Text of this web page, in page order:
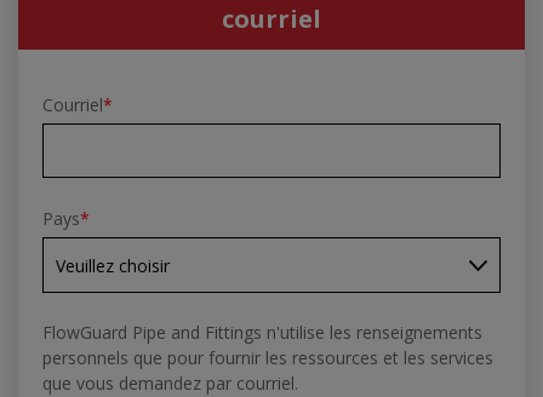
courriel
Courriel*
Pays*
FlowGuard Pipe and Fittings n'utilise les renseignements
personnels que pour fournir les ressources et les services
que vous demandez par courriel.